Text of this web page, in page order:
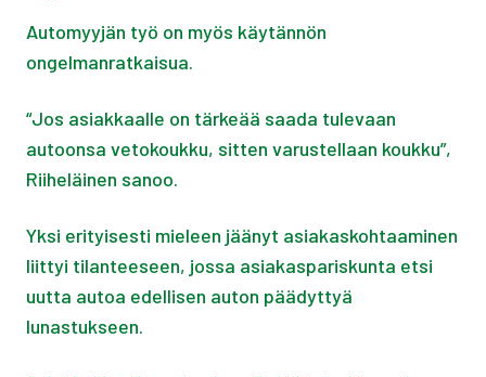
Automyyjän työ on myös käytännön
ongelmanratkaisua.
“Jos asiakkaalle on tärkeää saada tulevaan
autoonsa vetokoukku, sitten varustellaan koukku”,
Riiheläinen sanoo.
Yksi erityisesti mieleen jäänyt asiakaskohtaaminen
liittyi tilanteeseen, jossa asiakaspariskunta etsi
uutta autoa edellisen auton päädyttyä
lunastukseen.